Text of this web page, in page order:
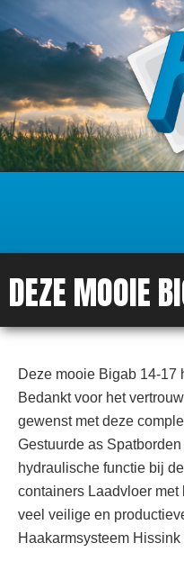
DEZE MOOIE
Deze mooie Bigab 14-17
Bedankt voor het
gewenst met deze
Gestuurde as
hydraulische functie bij
containers Laadvloer
veel veilige en
Haakarmsysteem